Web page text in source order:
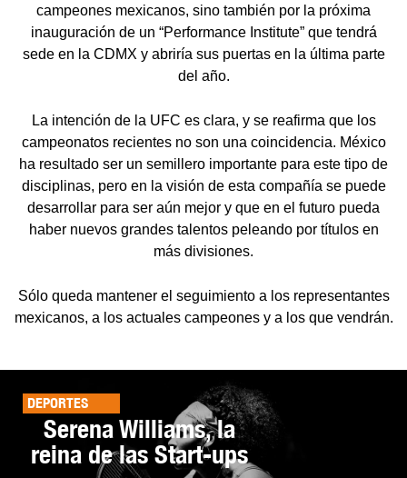
campeones mexicanos, sino también por la próxima
inauguración de un “Performance Institute” que tendrá
sede en la CDMX y abriría sus puertas en la última parte
del año.
La intención de la UFC es clara, y se reafirma que los
campeonatos recientes no son una coincidencia. México
ha resultado ser un semillero importante para este tipo de
disciplinas, pero en la visión de esta compañía se puede
desarrollar para ser aún mejor y que en el futuro pueda
haber nuevos grandes talentos peleando por títulos en
más divisiones.
Sólo queda mantener el seguimiento a los representantes
mexicanos, a los actuales campeones y a los que vendrán.
DEPORTES
Serena Williams, la
reina de las Start-ups